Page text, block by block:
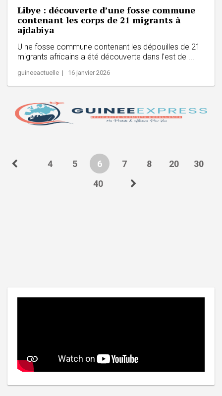
Libye : découverte d’une fosse commune
contenant les corps de 21 migrants à
ajdabiya
U ne fosse commune contenant les dépouilles de 21
migrants africains a été découverte dans l’est de ...
guineeactuelle | 16 janvier 2026
4 5 6 7 8 20
30
40